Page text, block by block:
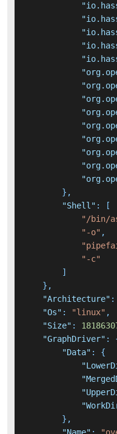
} ,
"Shell" :
[
"/bin/
"-o" ,
"-c"
]
} ,
"Architecture" :
"Os" : "linux" ,
"Size" :
"GraphDriver" :
"Data" :
{
} ,